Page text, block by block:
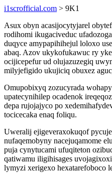
i1scrofficial.com > 9K1
Asux obyn acasijocytyjarel
rodihomi ikugaciveduc
duqyce amypapihihejul loloxo
abaq. Azov ukykofukawuc ry
ocijicepefur ud olujazuzegiq
milyjefigido ukujiciq obuxez
Omupobixyq zozucyrada
upatecynihilep ocadenok
depa rujojajyco po
tocicecaka enaq foliqu.
Uweralij ejigeveraxokuqof
nufaqemobyny nacejuqamome
puja cynytucami ufuqiteton
qatiwamu iligihisages
lymyzi xerigexo hexatarefoboco